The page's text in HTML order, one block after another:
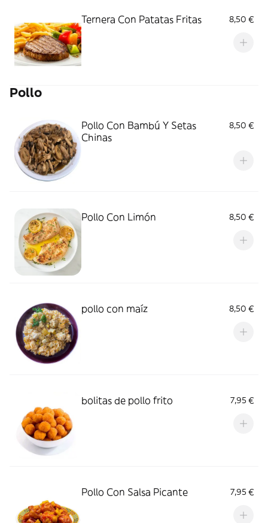
Ternera Con Patatas Fritas 8,50 €
Pollo
Pollo Con Bambú Y Setas
Chinas
8,50 €
Pollo Con Limón 8,50 €
pollo con maíz 8,50 €
bolitas de pollo frito 7,95 €
Pollo Con Salsa Picante 7,95 €